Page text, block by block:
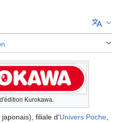
Kurokawa.
japonais), filiale d'Univers Poche